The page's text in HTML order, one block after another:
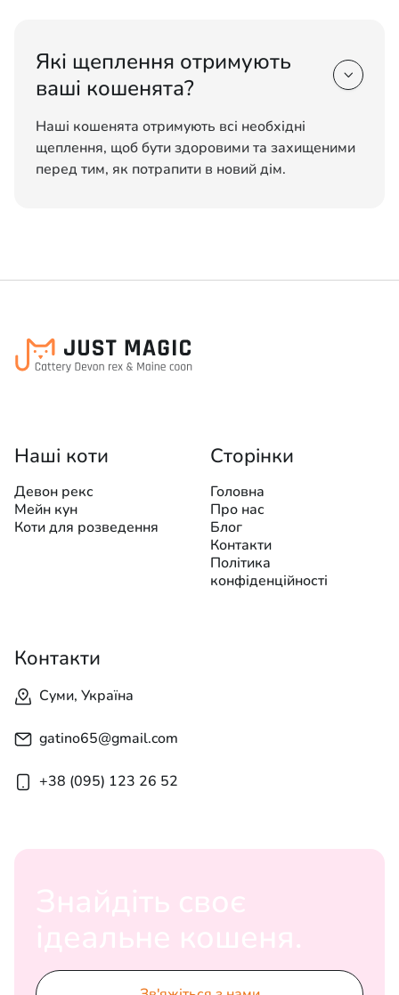
Які щеплення отримують
ваші кошенята?

Наші кошенята отримують всі необхідні
щеплення, щоб бути здоровими та захищеними
перед тим, як потрапити в новий дім.
Наші коти
Девон рекс
Мейн кун
Коти для розведення
Сторінки
Головна
Про нас
Блог
Контакти
Політика
конфіденційності
Контакти
Суми, Україна
gatino65@gmail.com
+38 (095) 123 26 52
Знайдіть своє
ідеальне кошеня.